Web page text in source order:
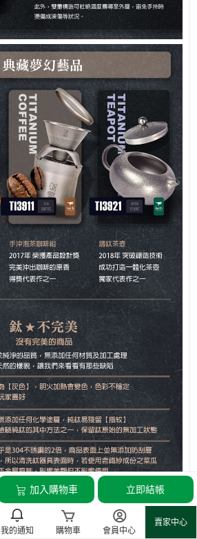
我的通知 購物車 會員中心
賣家中心
加入購物車 立即結帳